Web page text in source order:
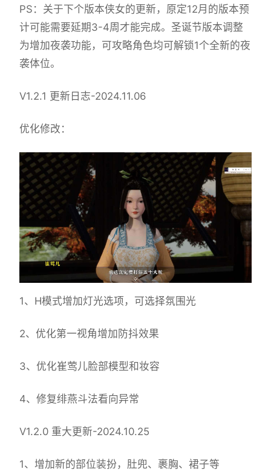
PS：关于下个版本侠女的更新，原定12月的版本预
计可能需要延期3-4周才能完成。圣诞节版本调整
为增加夜袭功能，可攻略角色均可解锁1个全新的夜
袭体位。
V1.2.1 更新日志-2024.11.06
优化修改：
1、H模式增加灯光选项，可选择氛围光
2、优化第一视角增加防抖效果
3、优化崔莺儿脸部模型和妆容
4、修复绯燕斗法看向异常
V1.2.0 重大更新-2024.10.25
1、增加新的部位装扮，肚兜、裹胸、裙子等